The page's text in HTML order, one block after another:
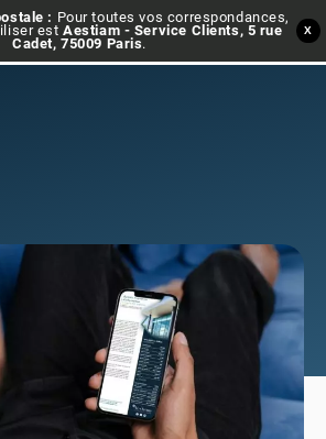
X
: Pour toutes vos correspondances,
estAestiam - Service Clients, 5 rue
Cadet, 75009 Paris.